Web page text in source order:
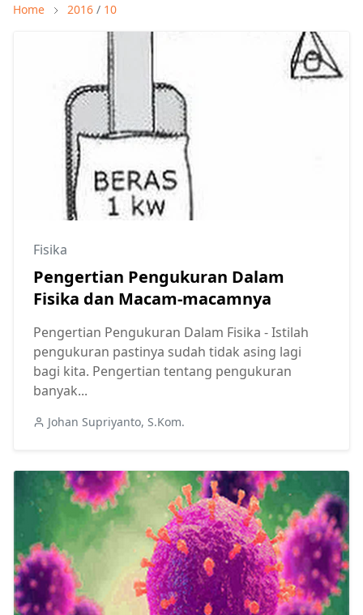
Home 2016 / 10
Fisika
Pengertian Pengukuran Dalam
Fisika dan Macam-macamnya
Pengertian Pengukuran Dalam Fisika - Istilah
pengukuran pastinya sudah tidak asing lagi
bagi kita. Pengertian tentang pengukuran
banyak...
Johan Supriyanto, S.Kom.